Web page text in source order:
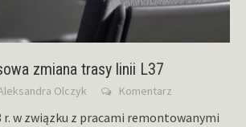
zmiana trasy linii L37
Olczyk Komentarz
r. w związku z pracami remontowanymi